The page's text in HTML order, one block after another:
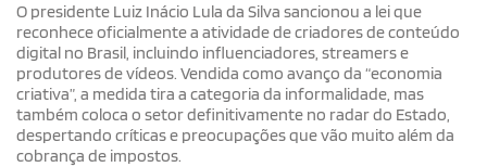
O presidente Luiz Inácio Lula da Silva sancionou a lei que
reconhece oficialmente a atividade de criadores de conteúdo
digital no Brasil, incluindo influenciadores, streamers e
produtores de vídeos. Vendida como avanço da “economia
criativa”, a medida tira a categoria da informalidade, mas
também coloca o setor definitivamente no radar do Estado,
despertando críticas e preocupações que vão muito além da
cobrança de impostos.